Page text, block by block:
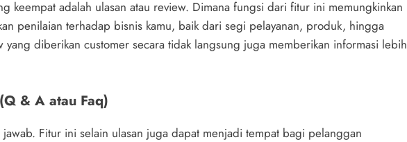
keempat adalah ulasan atau review. Dimana fungsi dari fitur ini memungkinkan
penilaian terhadap bisnis kamu, baik dari segi pelayanan, produk, hingga
yang diberikan customer secara tidak langsung juga memberikan informasi lebih
& A atau Faq)
jawab. Fitur ini selain ulasan juga dapat menjadi tempat bagi pelanggan